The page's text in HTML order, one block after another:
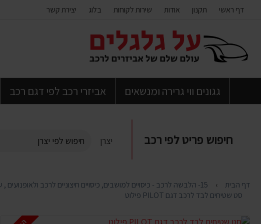
דף ראשי תקנון אודות שירות לקוחות בלוג יצירת קשר
גגונים ווי גרירה ומנשאים אביזרי רכב לפי דגם רכב
חיפוש פריט לפי רכב יצרן
דף הבית 15- הלבשה לרכב - כיסויים למושבים, כיסויים חיצוניים לרכב ולאופנועים , שטיחים , גופיות , כיסויי הגה ,כיסויי גלגל
סט שטיחים לבד לרכב דגם PILOT פילוט